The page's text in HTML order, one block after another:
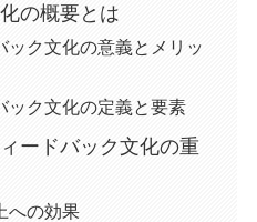
の概要とは
ック文化の意義とメリッ
ック文化の定義と要素
ードバック文化の重
への効果